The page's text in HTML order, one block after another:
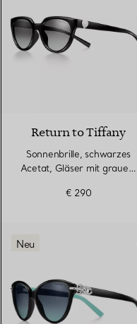
Return to Tiffany
Sonnenbrille, schwarzes
Acetat, Gläser mit grauem
€ 290
Neu